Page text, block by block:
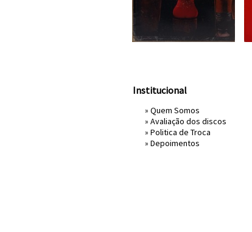
Institucional
» Quem Somos
» Avaliação dos discos
» Politica de Troca
» Depoimentos